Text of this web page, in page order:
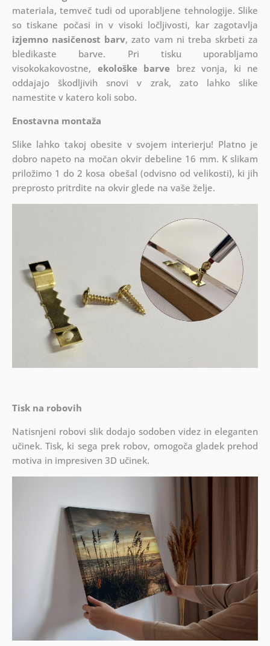
materiala, temveč tudi od uporabljene tehnologije. Slike
so tiskane počasi in v visoki ločljivosti, kar zagotavlja
izjemno nasičenost barv, zato vam ni treba skrbeti za
bledikaste barve. Pri tisku uporabljamo
visokokakovostne, ekološke barve brez vonja, ki ne
oddajajo škodljivih snovi v zrak, zato lahko slike
namestite v katero koli sobo.
Enostavna montaža
Slike lahko takoj obesite v svojem interierju! Platno je
dobro napeto na močan okvir debeline 16 mm. K slikam
priložimo 1 do 2 kosa obešal (odvisno od velikosti), ki jih
preprosto pritrdite na okvir glede na vaše želje.
Tisk na robovih
Natisnjeni robovi slik dodajo sodoben videz in eleganten
učinek. Tisk, ki sega prek robov, omogoča gladek prehod
motiva in impresiven 3D učinek.